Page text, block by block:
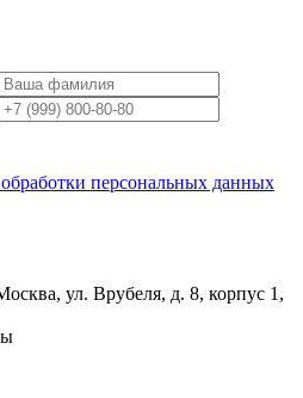
персональных данных
ул. Врубеля, д. 8, корпус 1,